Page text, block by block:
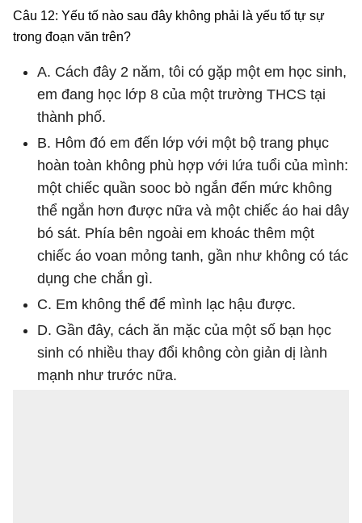
Câu 12: Yếu tố nào sau đây không phải là yếu tố tự sự
trong đoạn văn trên?
A. Cách đây 2 năm, tôi có gặp một em học sinh,
em đang học lớp 8 của một trường THCS tại
thành phố.
B. Hôm đó em đến lớp với một bộ trang phục
hoàn toàn không phù hợp với lứa tuổi của mình:
một chiếc quần sooc bò ngắn đến mức không
thể ngắn hơn được nữa và một chiếc áo hai dây
bó sát. Phía bên ngoài em khoác thêm một
chiếc áo voan mỏng tanh, gần như không có tác
dụng che chắn gì.
C. Em không thể để mình lạc hậu được.
D. Gần đây, cách ăn mặc của một số bạn học
sinh có nhiều thay đổi không còn giản dị lành
mạnh như trước nữa.